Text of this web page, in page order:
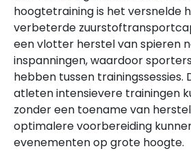
hoogtetraining is het versnelde
verbeterde
een vlotter herstel van spieren
inspanningen, waardoor
hebben tussen
atleten intensievere trainingen
zonder een toename van
optimalere voorbereiding
evenementen op grote hoogte.